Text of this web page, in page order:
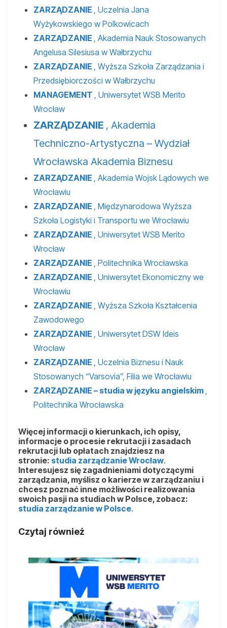
ZARZĄDZANIE , Uczelnia Jana
Wyżykowskiego w Polkowicach
ZARZĄDZANIE , Akademia Nauk Stosowanych
Angelusa Silesiusa w Wałbrzychu
ZARZĄDZANIE , Wyższa Szkoła Zarządzania i
Przedsiębiorczości w Wałbrzychu
MANAGEMENT , Uniwersytet WSB Merito
Wrocław
ZARZĄDZANIE , Akademia
Techniczno-Artystyczna – Wydział
Wrocławska Akademia Biznesu
ZARZĄDZANIE , Akademia Wojsk Lądowych we
Wrocławiu
ZARZĄDZANIE , Międzynarodowa Wyższa
Szkoła Logistyki i Transportu we Wrocławiu
ZARZĄDZANIE , Uniwersytet WSB Merito
Wrocław
ZARZĄDZANIE , Politechnika Wrocławska
ZARZĄDZANIE , Uniwersytet Ekonomiczny we
Wrocławiu
ZARZĄDZANIE , Wyższa Szkoła Kształcenia
Zawodowego
ZARZĄDZANIE , Uniwersytet DSW Ideis
Wrocław
ZARZĄDZANIE , Uczelnia Biznesu i Nauk
Stosowanych “Varsovia”, Filia we Wrocławiu
ZARZĄDZANIE – studia w języku angielskim
Politechnika Wrocławska
Więcej informacji o kierunkach, ich opisy,
informacje o procesie rekrutacji i zasadach
rekrutacji lub opłatach znajdziesz na
stronie: studia zarządzanie Wrocław.
Interesujesz się zagadnieniami dotyczącymi
zarządzania, myślisz o karierze w zarządzaniu i
chcesz poznać inne możliwości realizowania
swoich pasji na studiach w Polsce, zobacz:
studia zarządzanie w Polsce.
Czytaj również